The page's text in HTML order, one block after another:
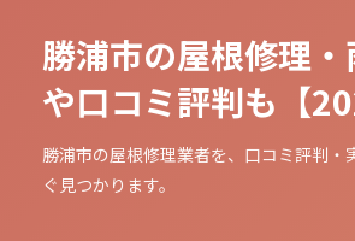
勝浦市の屋根修理
や口コミ評判も【
勝浦市の屋根修理業者を、口コミ評判
ぐ見つかります。